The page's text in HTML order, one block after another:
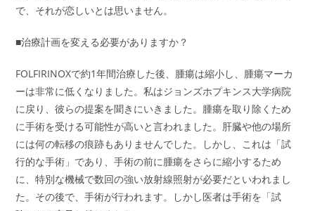
で、それが恋しいとは思いません。
■治療計画を変える必要がありますか？
FOLFIRINOXで約1年間治療した後、腫瘍は縮小し、腫瘍マーカ
ーは非常に低くなりました。私はジョンズホプキンス大学病院
に戻り、彼らの提案を聞きにいきました。腫瘍を取り除くため
に手術を受ける可能性が高いと言われました。肝臓や他の場所
には何の転移の痕跡もありませんでした。しかし、これは「試
行的な手術」であり、手術の前に腫瘍をさらに縮小するため
に、特別な機械で数回の強い放射線照射が必要だといわれまし
た。その後で、手術が行われます。しかし医者は手術を「試